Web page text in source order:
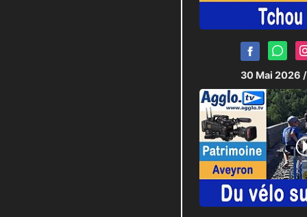
30 Mai 2026